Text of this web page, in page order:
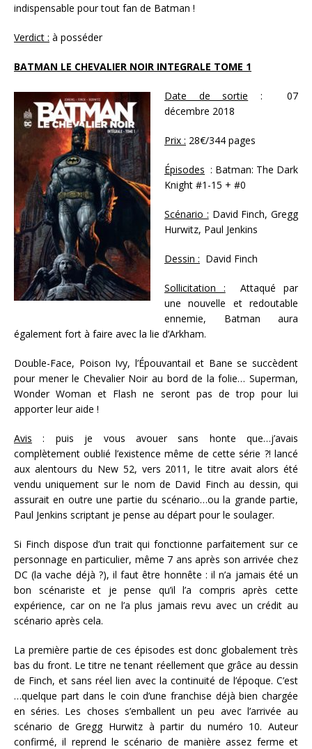
indispensable pour tout fan de Batman !
Verdict : à posséder
BATMAN LE CHEVALIER NOIR INTEGRALE TOME 1
Date de sortie : 07
décembre 2018
Prix : 28€/344 pages
Épisodes : Batman: The Dark
Knight #1-15 + #0
Scénario : David Finch, Gregg
Hurwitz, Paul Jenkins
Dessin : David Finch
Sollicitation : Attaqué par
une nouvelle et redoutable
ennemie, Batman aura
également fort à faire avec la lie d’Arkham.
Double-Face, Poison Ivy, l’Épouvantail et Bane se succèdent
pour mener le Chevalier Noir au bord de la folie… Superman,
Wonder Woman et Flash ne seront pas de trop pour lui
apporter leur aide !
Avis : puis je vous avouer sans honte que…j’avais
complètement oublié l’existence même de cette série ?! lancé
aux alentours du New 52, vers 2011, le titre avait alors été
vendu uniquement sur le nom de David Finch au dessin, qui
assurait en outre une partie du scénario…ou la grande partie,
Paul Jenkins scriptant je pense au départ pour le soulager.
Si Finch dispose d’un trait qui fonctionne parfaitement sur ce
personnage en particulier, même 7 ans après son arrivée chez
DC (la vache déjà ?), il faut être honnête : il n’a jamais été un
bon scénariste et je pense qu’il l’a compris après cette
expérience, car on ne l’a plus jamais revu avec un crédit au
scénario après cela.
La première partie de ces épisodes est donc globalement très
bas du front. Le titre ne tenant réellement que grâce au dessin
de Finch, et sans réel lien avec la continuité de l’époque. C’est
…quelque part dans le coin d’une franchise déjà bien chargée
en séries. Les choses s’emballent un peu avec l’arrivée au
scénario de Gregg Hurwitz à partir du numéro 10. Auteur
confirmé, il reprend le scénario de manière assez ferme et